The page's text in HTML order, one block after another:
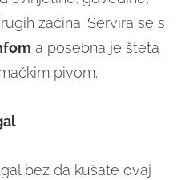
začina. Servira se s
a posebna je šteta
pivom.
bez da kušate ovaj